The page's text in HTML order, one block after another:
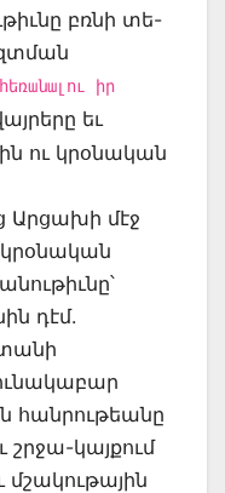
բռնի տե-
իր
եւ
ու կրօնական
Արցախի մէջ
դէմ.
հանրութեանը
շրջա-կայքում